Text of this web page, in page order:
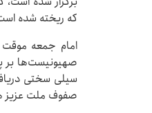
که ریخته شده
امام جمعه موقت
سیلی سختی
صفوف ملت عزیز